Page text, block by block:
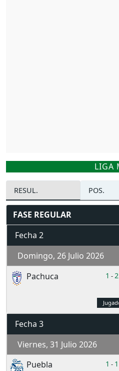
LIGA
RESUL. POS.
FASE REGULAR
Fecha 2
Domingo, 26 Julio 2026
Pachuca
1 - 2
Fecha 3
Viernes, 31 Julio 2026
Puebla
1 - 1